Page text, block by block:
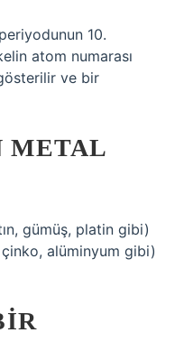
10.
atom numarası
ve bir
METAL
gümüş, platin gibi)
alüminyum gibi)